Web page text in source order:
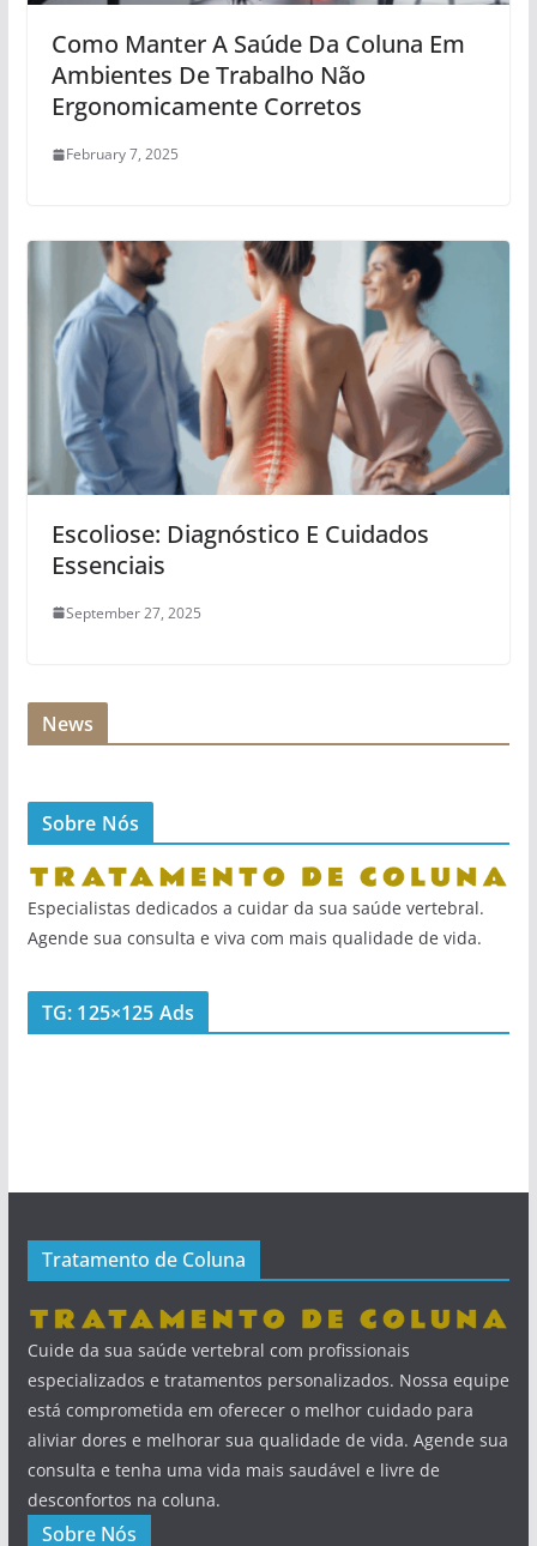
Como Manter A Saúde Da Coluna Em
Ambientes De Trabalho Não
Ergonomicamente Corretos
February 7, 2025
Escoliose: Diagnóstico E Cuidados
Essenciais
September 27, 2025
News
Sobre Nós
Especialistas dedicados a cuidar da sua saúde vertebral.
Agende sua consulta e viva com mais qualidade de vida.
TG: 125×125 Ads
Tratamento de Coluna
Cuide da sua saúde vertebral com profissionais
especializados e tratamentos personalizados. Nossa equipe
está comprometida em oferecer o melhor cuidado para
aliviar dores e melhorar sua qualidade de vida. Agende sua
consulta e tenha uma vida mais saudável e livre de
desconfortos na coluna.
Sobre Nós